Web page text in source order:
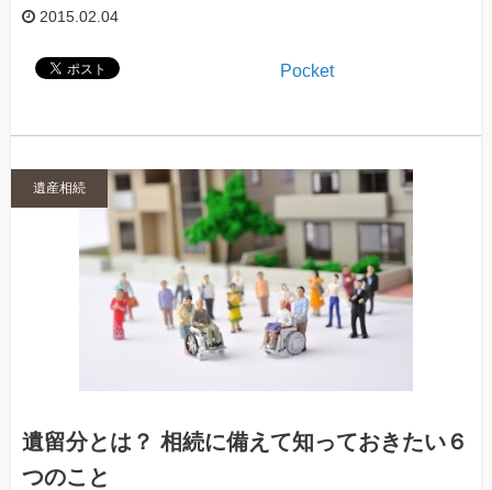
2015.02.04
Pocket
遺産相続
遺留分とは？ 相続に備えて知っておきたい６
つのこと